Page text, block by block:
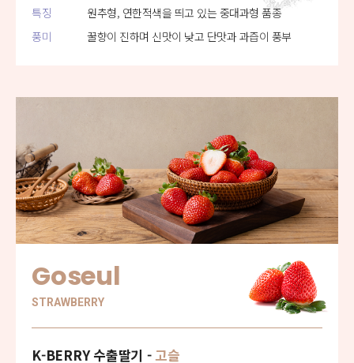
특징
원추형, 연한적색을 띄고 있는 중대과형 품종
풍미
꿀향이 진하며 신맛이 낮고 단맛과 과즙이 풍부
Goseul
STRAWBERRY
K-BERRY 수출딸기 -고슬